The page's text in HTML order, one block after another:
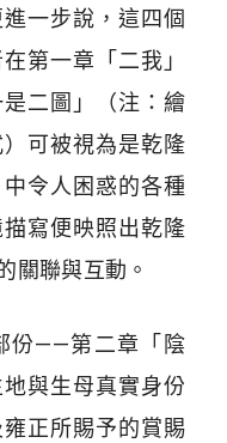
一步說，這四個
第一章「二我」
二圖」（注：繪
可被視為是乾隆
令人困惑的各種
寫便映照出乾隆
關聯與互動。
份——第二章「陰
與生母真實身份
正所賜予的賞賜